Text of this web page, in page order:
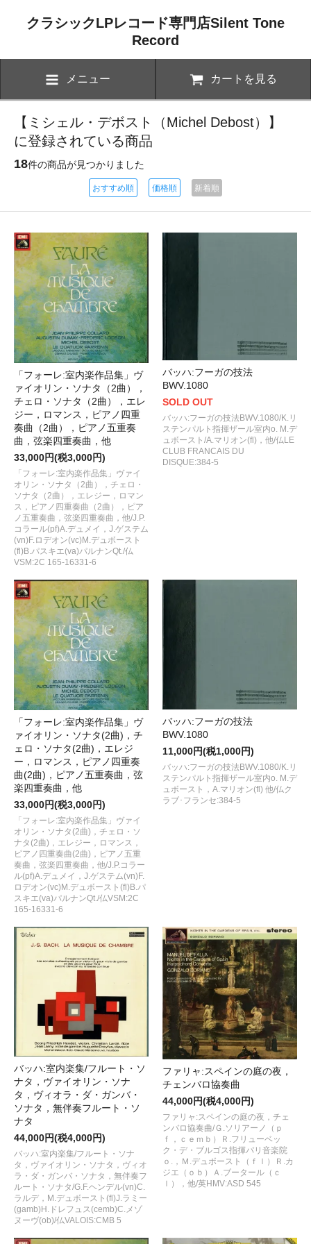
クラシックLPレコード専門店Silent Tone
Record
メニュー カートを見る
【ミシェル・デボスト（Michel Debost）】
に登録されている商品
18件の商品が見つかりました
おすすめ順 価格順 新着順
「フォーレ:室内楽作品集」ヴ
ァイオリン・ソナタ（2曲），
チェロ・ソナタ（2曲），エレ
ジー，ロマンス，ピアノ四重
奏曲（2曲），ピアノ五重奏
曲，弦楽四重奏曲，他
33,000円(税3,000円)
「フォーレ:室内楽作品集」ヴァイ
オリン・ソナタ（2曲），チェロ・
ソナタ（2曲），エレジー，ロマン
ス，ピアノ四重奏曲（2曲），ピア
ノ五重奏曲，弦楽四重奏曲，他/J.P.
コラール(pf)A.デュメイ，J.ゲステム
(vn)F.ロデオン(vc)M.デュボースト
(fl)B.パスキエ(va)パルナンQt./仏
VSM:2C 165-16331-6
バッハ:フーガの技法
BWV.1080
SOLD OUT
バッハ:フーガの技法BWV.1080/K.リ
ステンパルト指揮ザール室内o. M.デ
ュボースト/A.マリオン(fl)，他/仏LE
CLUB FRANCAIS DU
DISQUE:384-5
「フォーレ:室内楽作品集」ヴ
ァイオリン・ソナタ(2曲)，チ
ェロ・ソナタ(2曲)，エレジ
ー，ロマンス，ピアノ四重奏
曲(2曲)，ピアノ五重奏曲，弦
楽四重奏曲，他
33,000円(税3,000円)
「フォーレ:室内楽作品集」ヴァイ
オリン・ソナタ(2曲)，チェロ・ソ
ナタ(2曲)，エレジー，ロマンス，
ピアノ四重奏曲(2曲)，ピアノ五重
奏曲，弦楽四重奏曲，他/J.P.コラー
ル(pf)A.デュメイ，J.ゲステム(vn)F.
ロデオン(vc)M.デュボースト(fl)B.パ
スキエ(va)パルナンQt./仏VSM:2C
165-16331-6
バッハ:フーガの技法
BWV.1080
11,000円(税1,000円)
バッハ:フーガの技法BWV.1080/K.リ
ステンパルト指揮ザール室内o. M.デ
ュボースト，A.マリオン(fl) 他/仏ク
ラブ･フランセ:384-5
バッハ:室内楽集/フルート・ソ
ナタ，ヴァイオリン・ソナ
タ，ヴィオラ・ダ・ガンバ・
ソナタ，無伴奏フルート・ソ
ナタ
44,000円(税4,000円)
バッハ:室内楽集/フルート・ソナ
タ，ヴァイオリン・ソナタ，ヴィオ
ラ・ダ・ガンバ・ソナタ，無伴奏フ
ルート・ソナタ/G.F.ヘンデル(vn)C.
ラルデ，M.デュボースト(fl)J.ラミー
(gamb)H.ドレフュス(cemb)C.メゾ
ヌーヴ(ob)/仏VALOIS:CMB 5
ファリャ:スペインの庭の夜，
チェンバロ協奏曲
44,000円(税4,000円)
ファリャ:スペインの庭の夜，チェ
ンバロ協奏曲/Ｇ.ソリアーノ（ｐ
ｆ，ｃｅｍｂ）Ｒ.フリューベッ
ク・デ・ブルゴス指揮パリ音楽院
ｏ.，Ｍ.デュボースト（ｆｌ）Ｒ.カ
ジエ（ｏｂ）Ａ.ブータール（ｃ
ｌ），他/英HMV:ASD 545